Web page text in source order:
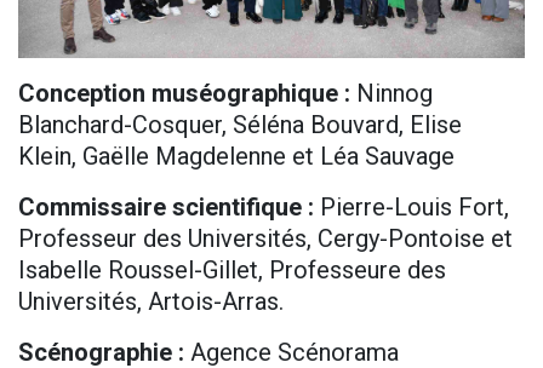
Conception muséographique : Ninnog
Blanchard-Cosquer, Séléna Bouvard, Elise
Klein, Gaëlle Magdelenne et Léa Sauvage
Commissaire scientifique : Pierre-Louis Fort,
Professeur des Universités, Cergy-Pontoise et
Isabelle Roussel-Gillet, Professeure des
Universités, Artois-Arras.
Scénographie : Agence Scénorama